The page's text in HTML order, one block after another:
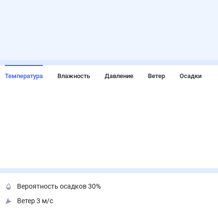
Температура Влажность Давление Ветер Осадки
Вероятность осадков 30%
Ветер 3 м/с